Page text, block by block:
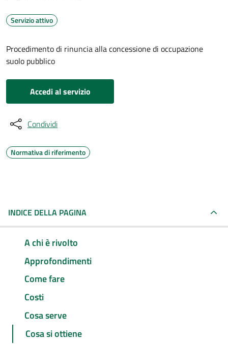
Servizio attivo
Procedimento di rinuncia alla concessione di occupazione
suolo pubblico
Accedi al servizio
Condividi
Normativa di riferimento
INDICE DELLA PAGINA
A chi è rivolto
Approfondimenti
Come fare
Costi
Cosa serve
Cosa si ottiene